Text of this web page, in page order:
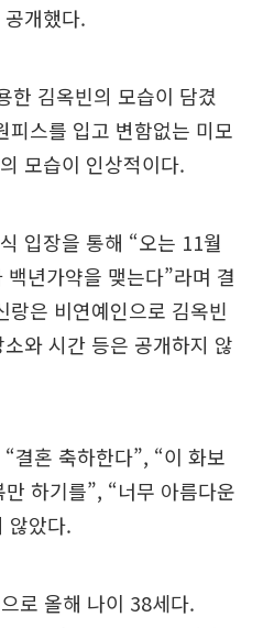
개했다.
한 김옥빈의 모습이 담겼
피스를 입고 변함없는 미모
모습이 인상적이다.
입장을 통해 “오는 11월
년가약을 맺는다”라며 결
랑은 비연예인으로 김옥빈
와 시간 등은 공개하지 않
결혼 축하한다”, “이 화보
하기를”, “너무 아름다운
않았다.
로 올해 나이 38세다.